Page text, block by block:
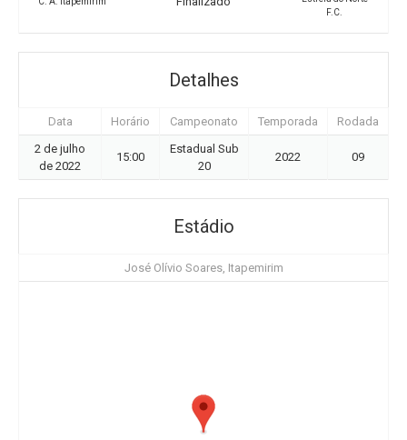
F.C.
Detalhes
Data Horário Campeonato Temporada
Rodada
2 de julho
de 2022
15:00
Estadual Sub
20
2022 09
Estádio
José Olívio Soares, Itapemirim